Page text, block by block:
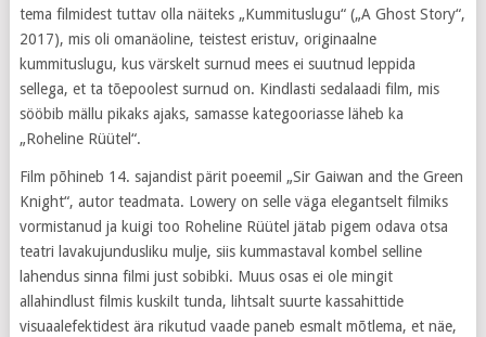
tema filmidest tuttav olla näiteks „Kummituslugu“ („A Ghost Story“,
2017), mis oli omanäoline, teistest eristuv, originaalne
kummituslugu, kus värskelt surnud mees ei suutnud leppida
sellega, et ta tõepoolest surnud on. Kindlasti sedalaadi film, mis
sööbib mällu pikaks ajaks, samasse kategooriasse läheb ka
„Roheline Rüütel“.
Film põhineb 14. sajandist pärit poeemil „Sir Gaiwan and the Green
Knight“, autor teadmata. Lowery on selle väga elegantselt filmiks
vormistanud ja kuigi too Roheline Rüütel jätab pigem odava otsa
teatri lavakujundusliku mulje, siis kummastaval kombel selline
lahendus sinna filmi just sobibki. Muus osas ei ole mingit
allahindlust filmis kuskilt tunda, lihtsalt suurte kassahittide
visuaalefektidest ära rikutud vaade paneb esmalt mõtlema, et näe,